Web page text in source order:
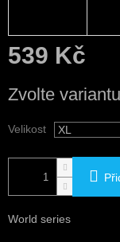
539 Kč
cena:
Zvolte variantu
Velikost
World series